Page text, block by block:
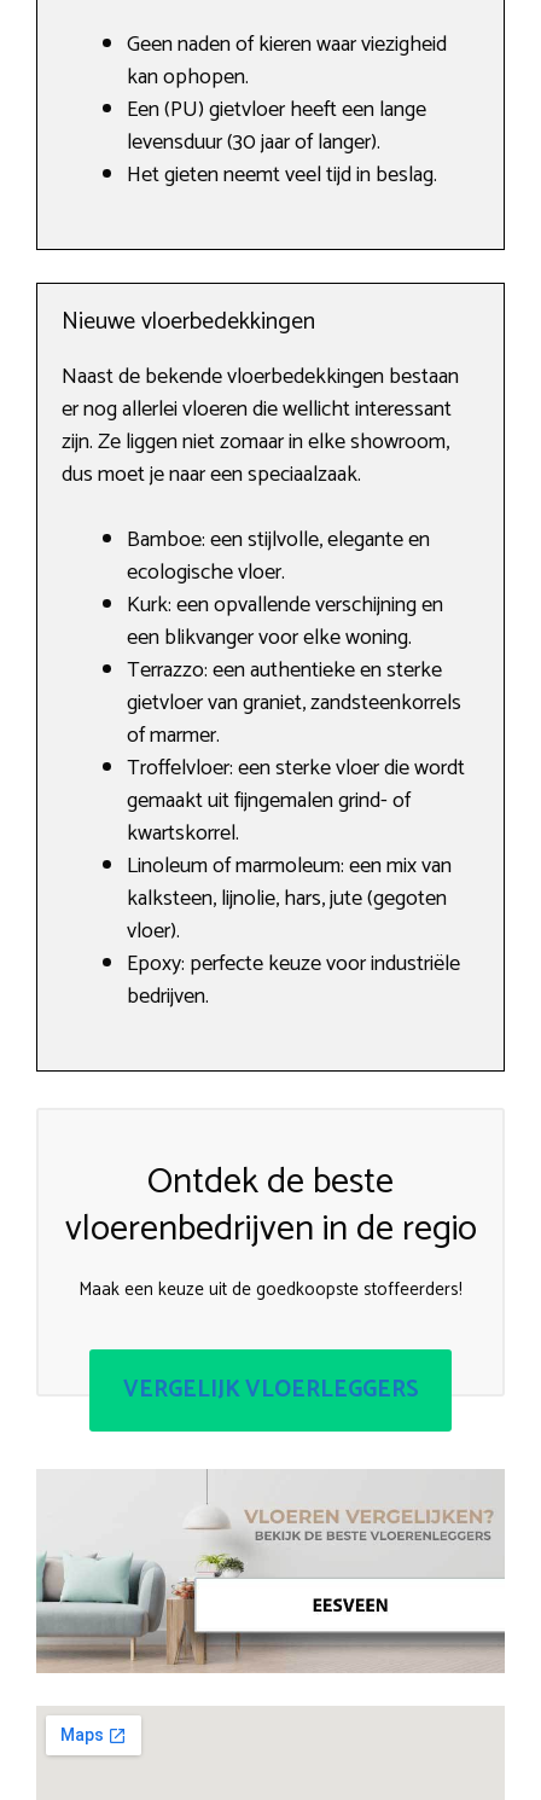
Geen naden of kieren waar viezigheid
kan ophopen.
Een (PU) gietvloer heeft een lange
levensduur (30 jaar of langer).
Het gieten neemt veel tijd in beslag.
Nieuwe vloerbedekkingen
Naast de bekende vloerbedekkingen bestaan
er nog allerlei vloeren die wellicht interessant
zijn. Ze liggen niet zomaar in elke showroom,
dus moet je naar een speciaalzaak.
Bamboe: een stijlvolle, elegante en
ecologische vloer.
Kurk: een opvallende verschijning en
een blikvanger voor elke woning.
Terrazzo: een authentieke en sterke
gietvloer van graniet, zandsteenkorrels
of marmer.
Troffelvloer: een sterke vloer die wordt
gemaakt uit fijngemalen grind- of
kwartskorrel.
Linoleum of marmoleum: een mix van
kalksteen, lijnolie, hars, jute (gegoten
vloer).
Epoxy: perfecte keuze voor industriële
bedrijven.
Ontdek de beste
vloerenbedrijven in de regio
Maak een keuze uit de goedkoopste stoffeerders!
VERGELIJK VLOERLEGGERS